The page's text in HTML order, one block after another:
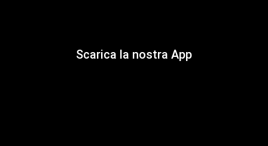
Scarica la nostra App